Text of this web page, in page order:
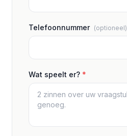
Telefoonnummer (optioneel)
Wat speelt er? *